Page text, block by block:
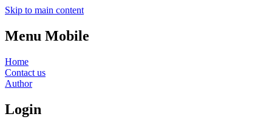
Skip to main content
Menu Mobile
Home
Contact us
Author
Login